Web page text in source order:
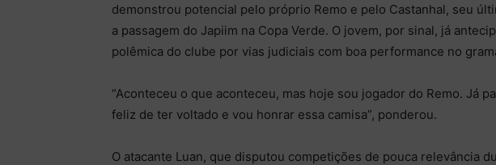
demonstrou potencial pelo próprio Remo e pelo Castanhal, seu
a passagem do Japiim na Copa Verde. O jovem, por sinal, já
polêmica do clube por vias judiciais com boa performance no
“Aconteceu o que aconteceu, mas hoje sou jogador do Remo. Já
feliz de ter voltado e vou honrar essa camisa”, ponderou.
O atacante Luan, que disputou competições de pouca relevância